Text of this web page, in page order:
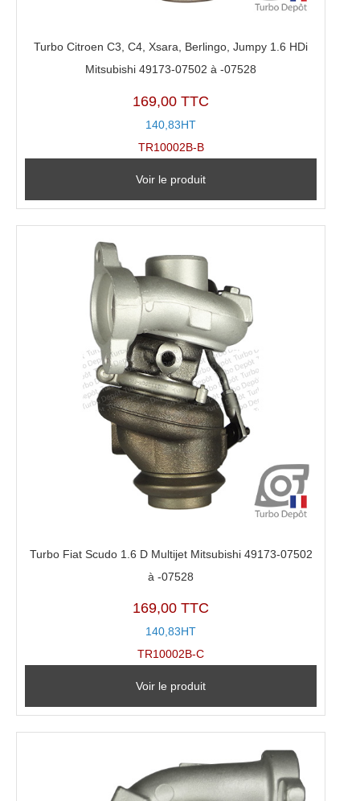
Turbo Citroen C3, C4, Xsara, Berlingo, Jumpy 1.6 HDi
Mitsubishi 49173-07502 à -07528
169,00 TTC
140,83HT
TR10002B-B
Voir le produit
Turbo Fiat Scudo 1.6 D Multijet Mitsubishi 49173-07502
à -07528
169,00 TTC
140,83HT
TR10002B-C
Voir le produit